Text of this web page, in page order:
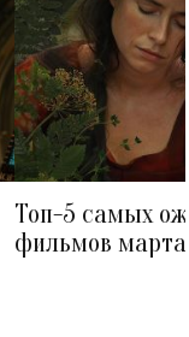
Топ-5 самых
фильмов